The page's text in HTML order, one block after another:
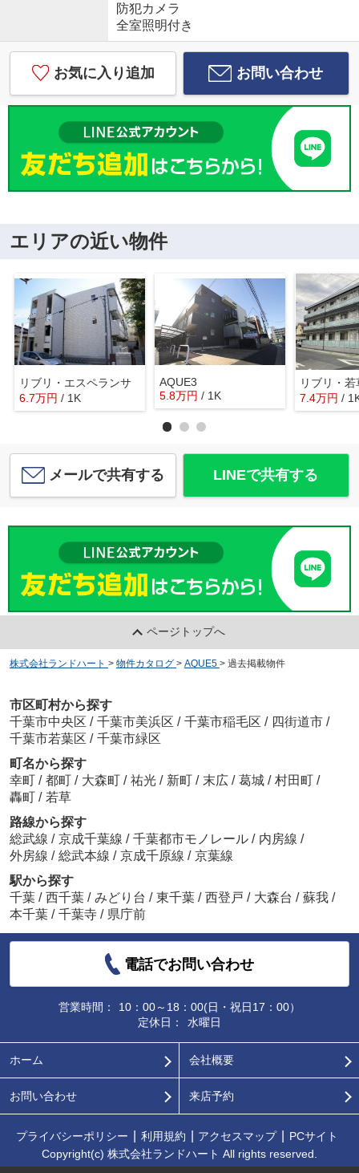
防犯カメラ
全室照明付き
お気に入り追加 お問い合わせ
エリアの近い物件
リブリ・エスペランサ
6.7万円 / 1K
AQUE3
5.8万円 / 1K
リブリ・若
7.4万円 /
メールで共有する LINEで共有する
ページトップへ
株式会社ランドハート > 物件カタログ > AQUE5 > 過去掲載物件
市区町村から探す
千葉市中央区 / 千葉市美浜区 / 千葉市稲毛区 / 四街道市 /
千葉市若葉区 / 千葉市緑区
町名から探す
幸町 / 都町 / 大森町 / 祐光 / 新町 / 末広 / 葛城 / 村田町 /
轟町 / 若草
路線から探す
総武線 / 京成千葉線 / 千葉都市モノレール / 内房線 /
外房線 / 総武本線 / 京成千原線 / 京葉線
駅から探す
千葉 / 西千葉 / みどり台 / 東千葉 / 西登戸 / 大森台 / 蘇我 /
本千葉 / 千葉寺 / 県庁前
電話でお問い合わせ
営業時間：
10：00～18：00(日・祝日17：00）
定休日：
水曜日
ホーム 会社概要
お問い合わせ 来店予約
プライバシーポリシー 利用規約 アクセスマップ
PCサイト
Copyright(c) 株式会社ランドハート All rights reserved.